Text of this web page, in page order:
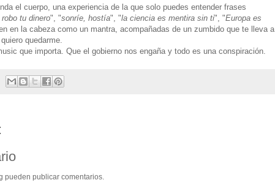
el cuerpo, una experiencia de la que solo puedes entender frases
tu dinero", "sonríe, hostía", "la ciencia es mentira sin ti", "Europa es
en la cabeza como un mantra, acompañadas de un zumbido que te lleva a
quedarme.
que importa. Que el gobierno nos engaña y todo es una conspiración.
pueden publicar comentarios.